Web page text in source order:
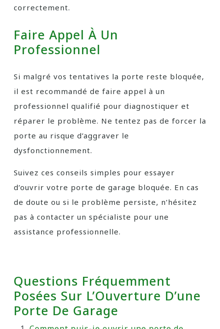
correctement.
Faire Appel À Un
Professionnel
Si malgré vos tentatives la porte reste bloquée,
il est recommandé de faire appel à un
professionnel qualifié pour diagnostiquer et
réparer le problème. Ne tentez pas de forcer la
porte au risque d’aggraver le
dysfonctionnement.
Suivez ces conseils simples pour essayer
d’ouvrir votre porte de garage bloquée. En cas
de doute ou si le problème persiste, n’hésitez
pas à contacter un spécialiste pour une
assistance professionnelle.
Questions Fréquemment
Posées Sur L’Ouverture D’une
Porte De Garage